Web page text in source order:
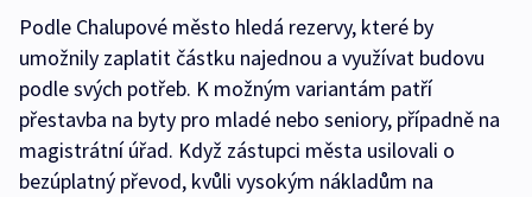
Podle Chalupové město hledá rezervy, které by
umožnily zaplatit částku najednou a využívat budovu
podle svých potřeb. K možným variantám patří
přestavba na byty pro mladé nebo seniory, případně na
magistrátní úřad. Když zástupci města usilovali o
bezúplatný převod, kvůli vysokým nákladům na